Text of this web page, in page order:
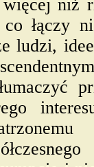
więcej niż
co łączy
ludzi,